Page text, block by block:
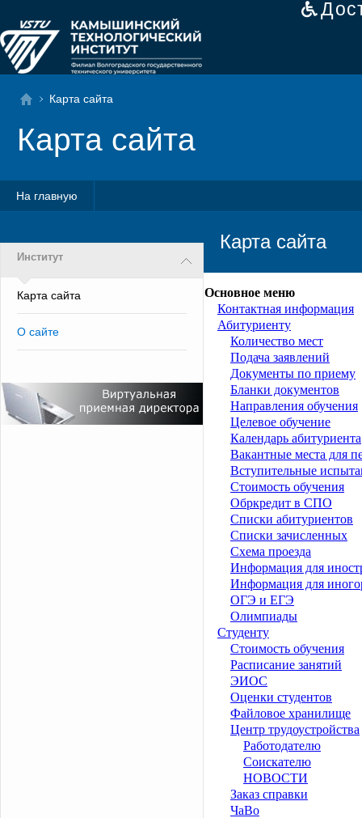
Карта сайта
Карта сайта
На главную
Институт
Карта сайта
О сайте
Карта сайта
Основное меню
Контактная информация
Абитуриенту
Количество мест
Подача заявлений
Документы по приему
Бланки документов
Направления обучения
Целевое обучение
Календарь абитуриента
Вакантные места для
Вступительные
Стоимость обучения
Обркредит в СПО
Списки абитуриентов
Списки зачисленных
Схема проезда
Информация для
Информация для
ОГЭ и ЕГЭ
Олимпиады
Студенту
Стоимость обучения
Расписание занятий
ЭИОС
Оценки студентов
Файловое хранилище
Центр трудоустройства
Работодателю
Соискателю
НОВОСТИ
Заказ справки
ЧаВо